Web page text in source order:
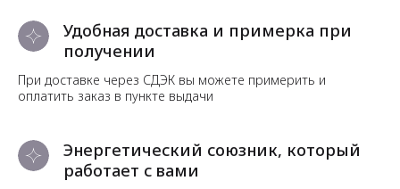
Удобная доставка и примерка при
получении
При доставке через СДЭК вы можете примерить и
оплатить заказ в пункте выдачи
Энергетический союзник, который
работает с вами